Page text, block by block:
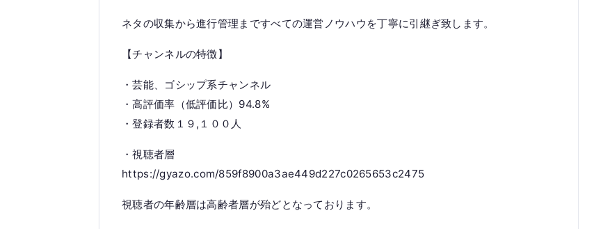
ネタの収集から進行管理まですべての運営ノウハウを丁寧に引継ぎ致します。
【チャンネルの特徴】
・芸能、ゴシップ系チャンネル
・高評価率（低評価比）94.8%
・登録者数１９,１００人
・視聴者層
https://gyazo.com/859f8900a3ae449d227c0265653c2475
視聴者の年齢層は高齢者層が殆どとなっております。